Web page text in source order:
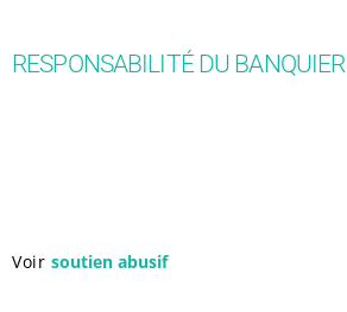
RESPONSABILITÉ DU BANQUIER
Voir soutien abusif